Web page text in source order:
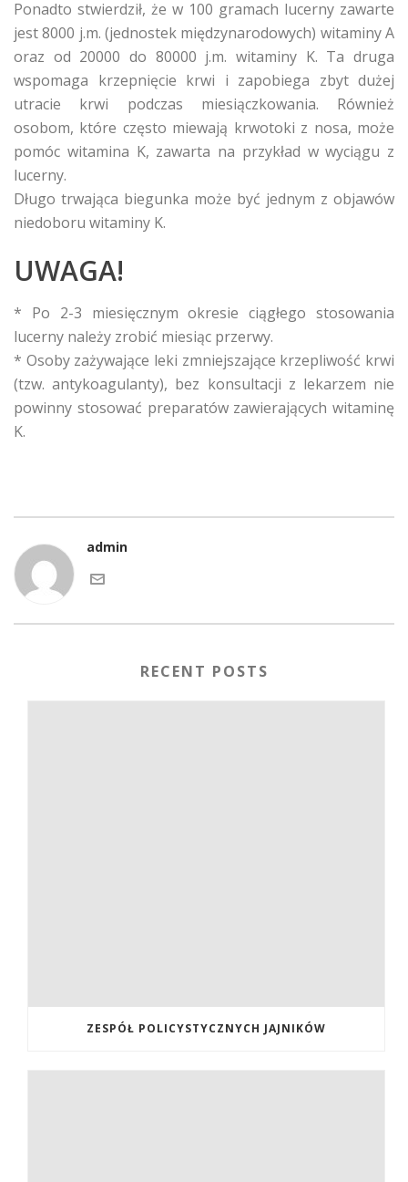
Ponadto stwierdził, że w 100 gramach lucerny zawarte
jest 8000 j.m. (jednostek międzynarodowych) witaminy A
oraz od 20000 do 80000 j.m. witaminy K. Ta druga
wspomaga krzepnięcie krwi i zapobiega zbyt dużej
utracie krwi podczas miesiączkowania. Również
osobom, które często miewają krwotoki z nosa, może
pomóc witamina K, zawarta na przykład w wyciągu z
lucerny.
Długo trwająca biegunka może być jednym z objawów
niedoboru witaminy K.
UWAGA!
* Po 2-3 miesięcznym okresie ciągłego stosowania
lucerny należy zrobić miesiąc przerwy.
* Osoby zażywające leki zmniejszające krzepliwość krwi
(tzw. antykoagulanty), bez konsultacji z lekarzem nie
powinny stosować preparatów zawierających witaminę
K.
admin
RECENT POSTS
ZESPÓŁ POLICYSTYCZNYCH JAJNIKÓW